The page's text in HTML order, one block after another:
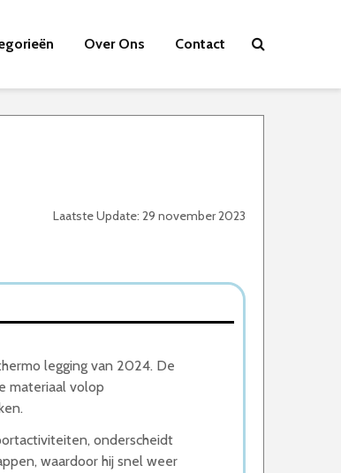
Over Ons Contact
Laatste Update: 29 november 2023
legging van 2024. De
materiaal volop
onderscheidt
waardoor hij snel weer